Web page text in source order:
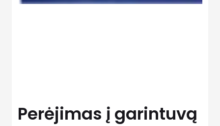
Perėjimas į garintuvą